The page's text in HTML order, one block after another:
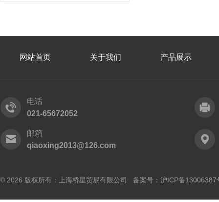
网站首页 关于我们 产品展示
电话
021-65672052
邮箱
qiaoxing2013@126.com
© 2026 版权所有：上海桥星贸易有限公司 备案号： 沪ICP备13006387